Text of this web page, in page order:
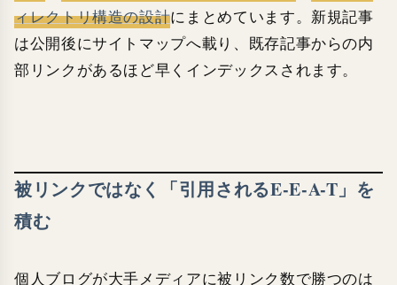
ィレクトリ構造の設計にまとめています。新規記事
は公開後にサイトマップへ載り、既存記事からの内
部リンクがあるほど早くインデックスされます。
被リンクではなく「引用されるE-E-A-T」を
積む
個人ブログが大手メディアに被リンク数で勝つのは